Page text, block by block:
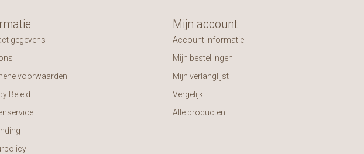
gegevens
voorwaarden
Beleid
Mijn account
Account informatie
Mijn bestellingen
Mijn verlanglijst
Vergelijk
Alle producten